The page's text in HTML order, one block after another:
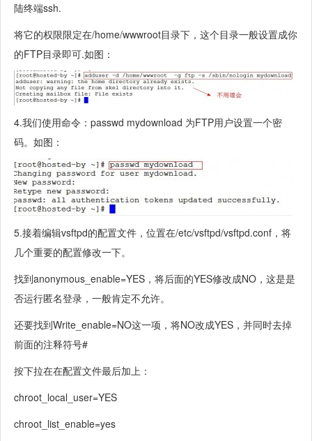
陆终端ssh.
将它的权限限定在/home/wwwroot目录下，这个目录一般设置成你
的FTP目录即可.如图：
4.我们使用命令：passwd mydownload 为FTP用户设置一个密
码。如图：
5.接着编辑vsftpd的配置文件，位置在/etc/vsftpd/vsftpd.conf，将
几个重要的配置修改一下。
找到anonymous_enable=YES，将后面的YES修改成NO，这是是
否运行匿名登录，一般肯定不允许。
还要找到Write_enable=NO这一项，将NO改成YES，并同时去掉
前面的注释符号#
按下拉在在配置文件最后加上：
chroot_local_user=YES
chroot_list_enable=yes